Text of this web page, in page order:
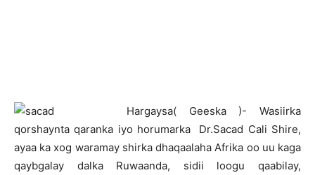
Hargaysa( Geeska )- Wasiirka
qorshaynta qaranka iyo horumarka Dr.Sacad Cali Shire,
ayaa ka xog waramay shirka dhaqaalaha Afrika oo uu kaga
qaybgalay dalka Ruwaanda, sidii loogu qaabilay,